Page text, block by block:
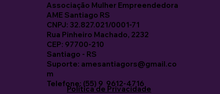
Associação Mulher Empreendedora
AME Santiago RS
CNPJ: 32.827.021/0001-71
Rua Pinheiro Machado, 2232
CEP: 97700-210
Santiago - RS
Suporte: amesantiagors@gmail.co
m
Telefone: (55) 9 9612-4716
Política de Privacidade